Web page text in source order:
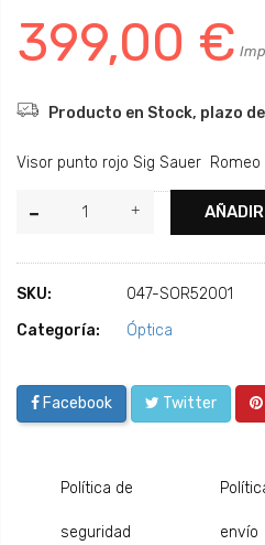
399,00 €
Producto en Stock, plazo
Visor punto rojo Sig Sauer Romeo
SKU:
047-SOR52001
Categoría:
Óptica
Facebook Twitter
Política de
seguridad envío